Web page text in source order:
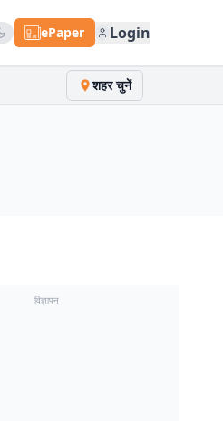
ePaper Login
शहर चुनें
विज्ञापन